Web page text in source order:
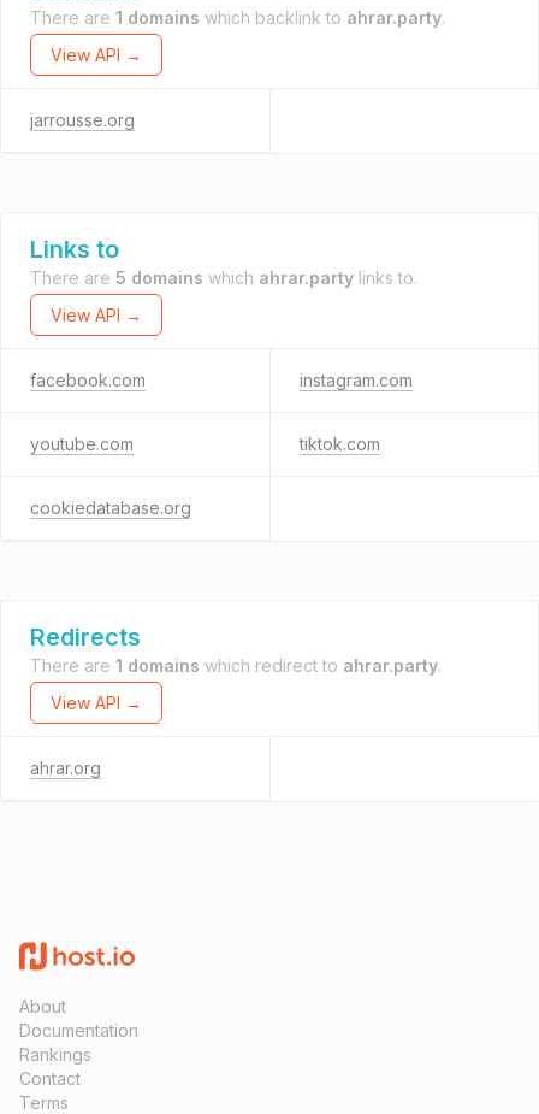
There are 1 domains which backlink to ahrar.party.
View API →
jarrousse.org
Links to
There are 5 domains which ahrar.party links to.
View API →
facebook.com instagram.com
youtube.com tiktok.com
cookiedatabase.org
Redirects
There are 1 domains which redirect to ahrar.party.
View API →
ahrar.org
About
Documentation
Rankings
Contact
Terms